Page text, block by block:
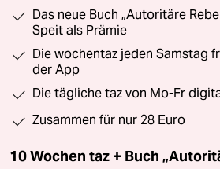
Das neue Buch „Autoritäre
Speit als Prämie
Die wochentaz jeden Samstag
der App
Die tägliche taz von Mo-Fr
Zusammen für nur 28 Euro
10 Wochen taz + Buch